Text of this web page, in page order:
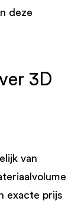
deze
3D
van
exacte prijs